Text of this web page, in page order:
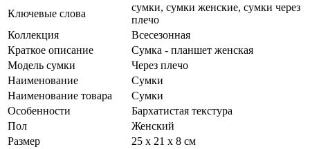
Ключевые слова
сумки, сумки женские, сумки через
плечо
Коллекция
Всесезонная
Краткое описание
Сумка - планшет женская
Модель сумки
Через плечо
Наименование
Сумки
Наименование товара
Сумки
Особенности
Бархатистая текстура
Пол
Женский
Размер
25 х 21 х 8 см